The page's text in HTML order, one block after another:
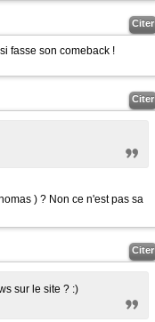
Citer
fasse son comeback !
Citer
) ? Non ce n'est pas sa
Citer
sur le site ? :)